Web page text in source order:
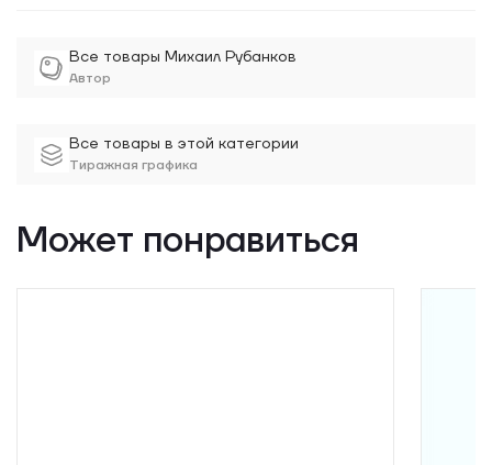
Все товары Михаил Рубанков
Автор
Все товары в этой категории
Тиражная графика
Может понравиться